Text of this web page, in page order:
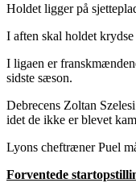
Holdet ligger på
I aften skal holdet
I ligaen er
sidste sæson.
Debrecens Zoltan
idet de ikke er blevet
Lyons cheftræner Puel
Forventede